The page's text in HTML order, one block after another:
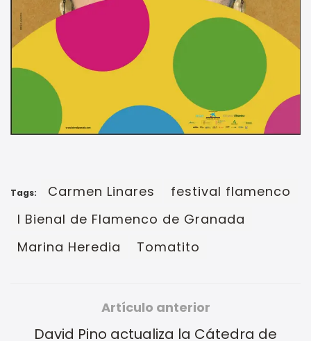
Tags: Carmen Linares
festival flamenco
I Bienal de Flamenco de Granada
Marina Heredia
Tomatito
Artículo anterior
David Pino actualiza la Cátedra de